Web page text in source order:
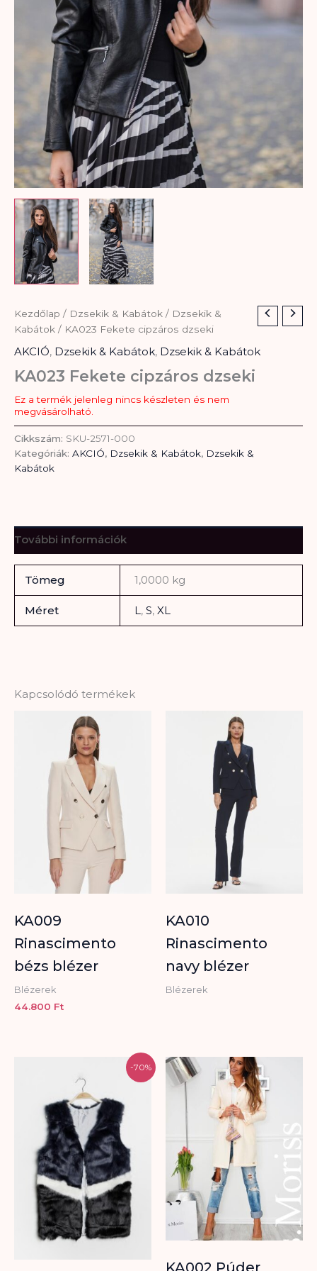
Kezdőlap / Dzsekik & Kabátok / Dzsekik &
Kabátok / KA023 Fekete cipzáros dzseki
AKCIÓ, Dzsekik & Kabátok, Dzsekik & Kabátok
KA023 Fekete cipzáros dzseki
Ez a termék jelenleg nincs készleten és nem
megvásárolható.
Cikkszám: SKU-2571-000
Kategóriák: AKCIÓ, Dzsekik & Kabátok, Dzsekik &
Kabátok
További információk
Tömeg 1,0000 kg
Méret L,S,XL
Kapcsolódó termékek
KA009
Rinascimento
bézs blézer
Blézerek
44.800 Ft
KA010
Rinascimento
navy blézer
Blézerek
-70%
was:
14.990 Ft.
Current
price
4.500 Ft.
KA002 Púder